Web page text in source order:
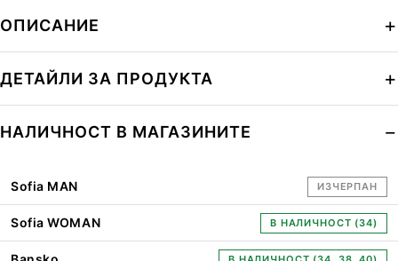
ОПИСАНИЕ
ДЕТАЙЛИ ЗА ПРОДУКТА
НАЛИЧНОСТ В МАГАЗИНИТЕ
Sofia MAN ИЗЧЕРПАН
Sofia WOMAN В НАЛИЧНОСТ (34)